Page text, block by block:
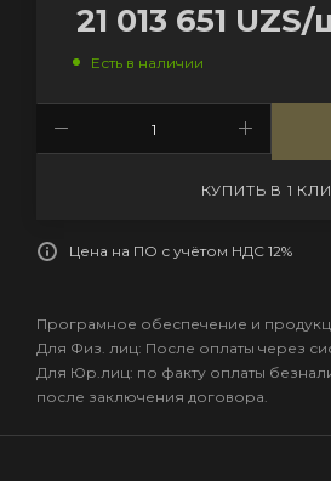
21 013 651 UZS/
Есть в наличии
КУПИТЬ В 1
Цена на ПО с учётом НДС 12%
Програмное обеспечение и
Для Физ. лиц: После оплаты через
Для Юр.лиц: по факту оплаты
после заключения договора.